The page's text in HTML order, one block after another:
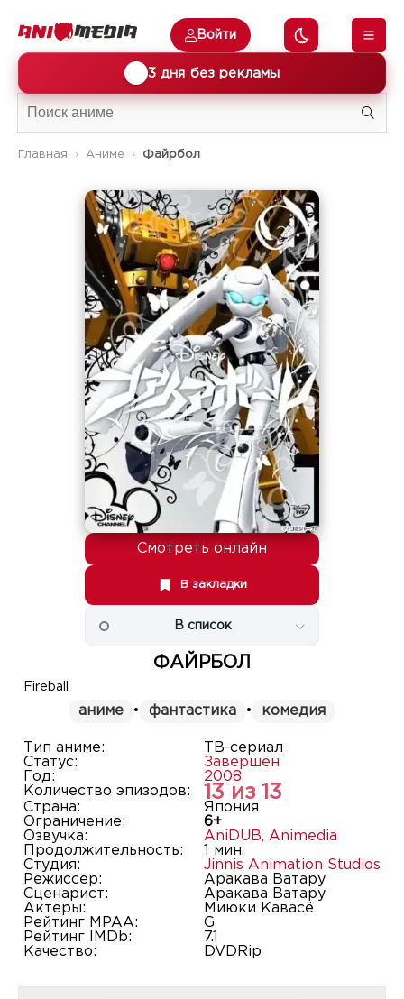
3 дня без рекламы
Войти
Главная Аниме Файрбол
Смотреть онлайн
В закладки
В список
ФАЙРБОЛ
Fireball
аниме • фантастика • комедия
Тип аниме:
ТВ-сериал
Статус:
Завершён
Год:
2008
Количество эпизодов:
13 из 13
Страна:
Япония
Ограничение:
6+
Озвучка:
AniDUB, Animedia
Продолжительность:
1 мин.
Студия:
Jinnis Animation Studios
Режиссер:
Аракава Ватару
Сценарист:
Аракава Ватару
Актеры:
Миюки Кавасё
Рейтинг MPAA:
G
Рейтинг IMDb:
7.1
Качество:
DVDRip